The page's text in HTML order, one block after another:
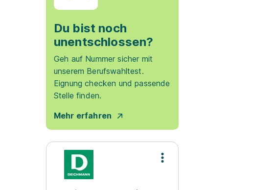
Du bist noch
unentschlossen?
Geh auf Nummer sicher mit
unserem Berufswahltest.
Eignung checken und passende
Stelle finden.
Mehr erfahren